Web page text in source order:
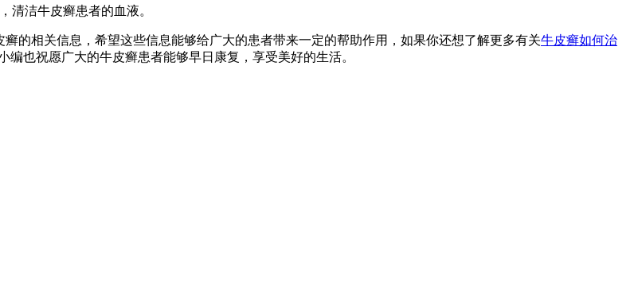
清洁牛皮癣患者的血液。
的相关信息，希望这些信息能够给广大的患者带来一定的帮助作用，如果你还想了解更多有关牛皮癣如何治
也祝愿广大的牛皮癣患者能够早日康复，享受美好的生活。